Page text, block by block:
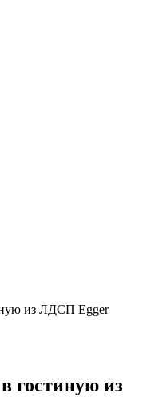
из ЛДСП Egger
гостиную из